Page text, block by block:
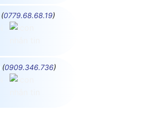
(0779.68.68.19)
(0909.346.736)